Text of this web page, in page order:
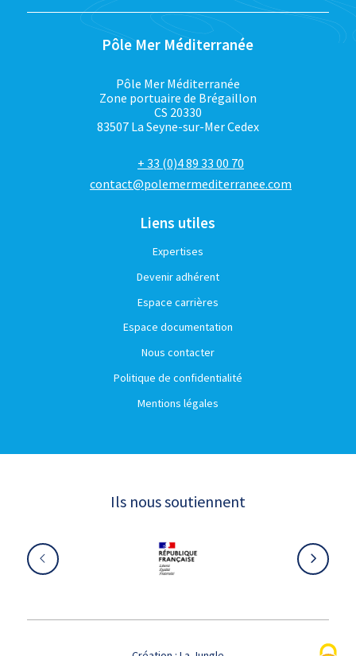
Pôle Mer Méditerranée
Pôle Mer Méditerranée
Zone portuaire de Brégaillon
CS 20330
83507 La Seyne-sur-Mer Cedex
+ 33 (0)4 89 33 00 70
contact@polemermediterranee.com
Liens utiles
Expertises
Devenir adhérent
Espace carrières
Espace documentation
Nous contacter
Politique de confidentialité
Mentions légales
Ils nous soutiennent